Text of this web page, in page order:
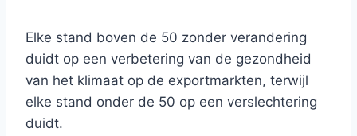
Elke stand boven de 50 zonder verandering
duidt op een verbetering van de gezondheid
van het klimaat op de exportmarkten, terwijl
elke stand onder de 50 op een verslechtering
duidt.